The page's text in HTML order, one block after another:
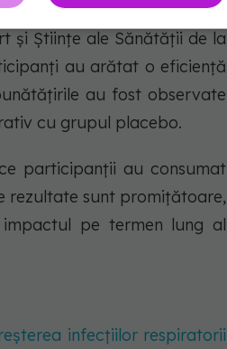
și Științe ale Sănătății de la
au arătat o eficiență
au fost observate
cu grupul placebo.
participanții au consumat
rezultate sunt promițătoare,
pe termen lung al
infecțiilor respiratorii